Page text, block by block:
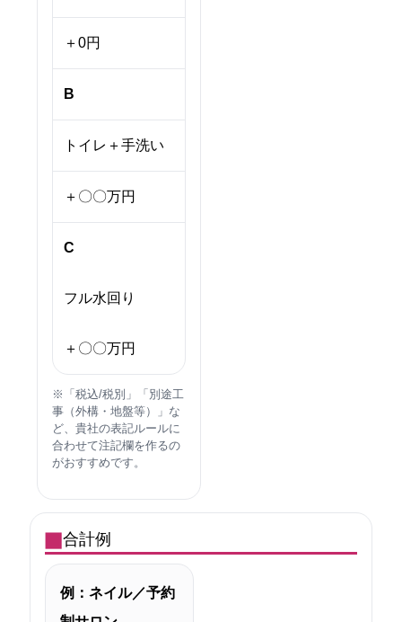
＋0円
B
トイレ＋手洗い
＋〇〇万円
C
フル水回り
＋〇〇万円
※「税込/税別」「別途工
事（外構・地盤等）」な
ど、貴社の表記ルールに
合わせて注記欄を作るの
がおすすめです。
合計例
例：ネイル／予約